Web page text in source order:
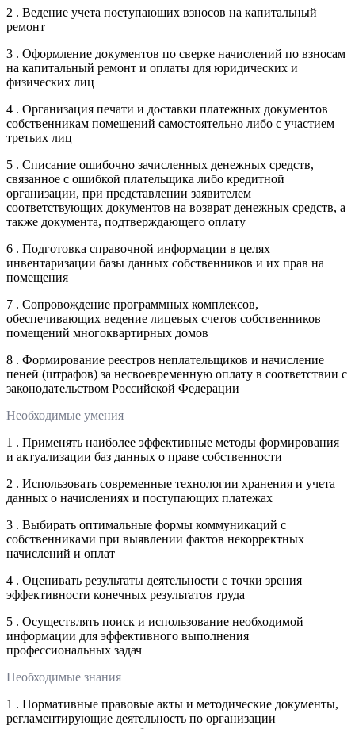
2 . Ведение учета поступающих взносов на капитальный
ремонт
3 . Оформление документов по сверке начислений по взносам
на капитальный ремонт и оплаты для юридических и
физических лиц
4 . Организация печати и доставки платежных документов
собственникам помещений самостоятельно либо с участием
третьих лиц
5 . Списание ошибочно зачисленных денежных средств,
связанное с ошибкой плательщика либо кредитной
организации, при представлении заявителем
соответствующих документов на возврат денежных средств, а
также документа, подтверждающего оплату
6 . Подготовка справочной информации в целях
инвентаризации базы данных собственников и их прав на
помещения
7 . Сопровождение программных комплексов,
обеспечивающих ведение лицевых счетов собственников
помещений многоквартирных домов
8 . Формирование реестров неплательщиков и начисление
пеней (штрафов) за несвоевременную оплату в соответствии с
законодательством Российской Федерации
Необходимые умения
1 . Применять наиболее эффективные методы формирования
и актуализации баз данных о праве собственности
2 . Использовать современные технологии хранения и учета
данных о начислениях и поступающих платежах
3 . Выбирать оптимальные формы коммуникаций с
собственниками при выявлении фактов некорректных
начислений и оплат
4 . Оценивать результаты деятельности с точки зрения
эффективности конечных результатов труда
5 . Осуществлять поиск и использование необходимой
информации для эффективного выполнения
профессиональных задач
Необходимые знания
1 . Нормативные правовые акты и методические документы,
регламентирующие деятельность по организации